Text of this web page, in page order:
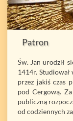
Patron
Św. Jan urodził
1414r.
przez jakiś czas
pod Cergową.
publiczną
od codziennych